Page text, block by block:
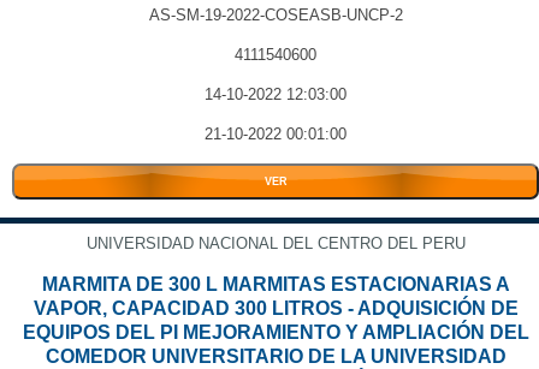
AS-SM-19-2022-COSEASB-UNCP-2
4111540600
14-10-2022 12:03:00
21-10-2022 00:01:00
VER
UNIVERSIDAD NACIONAL DEL CENTRO DEL PERU
MARMITA DE 300 L MARMITAS ESTACIONARIAS A
VAPOR, CAPACIDAD 300 LITROS - ADQUISICIÓN DE
EQUIPOS DEL PI MEJORAMIENTO Y AMPLIACIÓN DEL
COMEDOR UNIVERSITARIO DE LA UNIVERSIDAD